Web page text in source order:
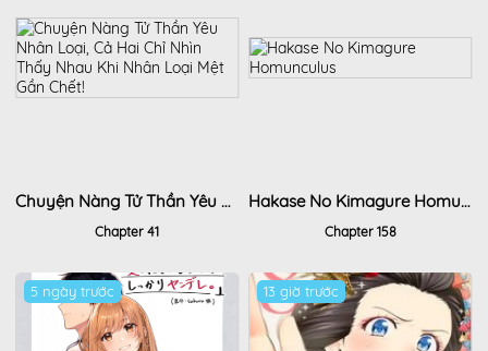
Chuyện Nàng Tử Thần Yêu Nhân Loại, Cả Hai Chỉ Nhìn Thấy Nhau Khi Nhân Loại Mệt Gần Chết!
Chapter 41
Hakase No Kimagure Homunculus
Chapter 158
5 ngày trước 13 giờ trước